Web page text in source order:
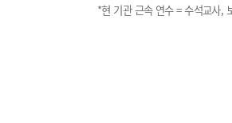
*현 기관 근속 연수 = 수석교사,